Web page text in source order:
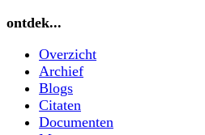
ontdek...
Overzicht
Archief
Blogs
Citaten
Documenten